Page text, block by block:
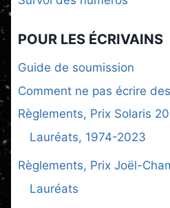
POUR LES ÉCRIVAINS
Guide de soumission
Comment ne pas écrire
Règlements, Prix Solaris
Lauréats, 1974-2023
Règlements, Prix Joël-
Lauréats